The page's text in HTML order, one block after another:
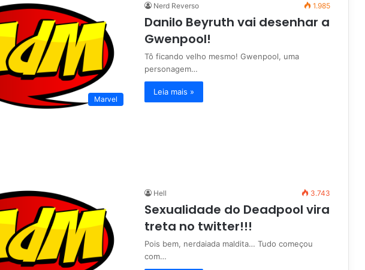
Marvel
Nerd Reverso 1.985
Danilo Beyruth vai desenhar a
Gwenpool!
Tô ficando velho mesmo! Gwenpool, uma
personagem…
Leia mais »
Hell 3.743
Sexualidade do Deadpool vira
treta no twitter!!!
Pois bem, nerdaiada maldita… Tudo começou
com…